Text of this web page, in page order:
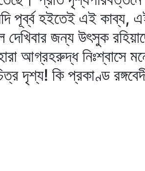
পূর্ব্ব হইতেই এই কাব্য,
জন্য উৎসুক
আগ্রহরুদ্ধ নিঃশ্বাসে
দৃশ্য! কি প্রকাণ্ড